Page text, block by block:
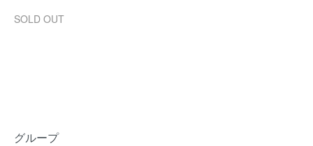
SOLD OUT
グループ